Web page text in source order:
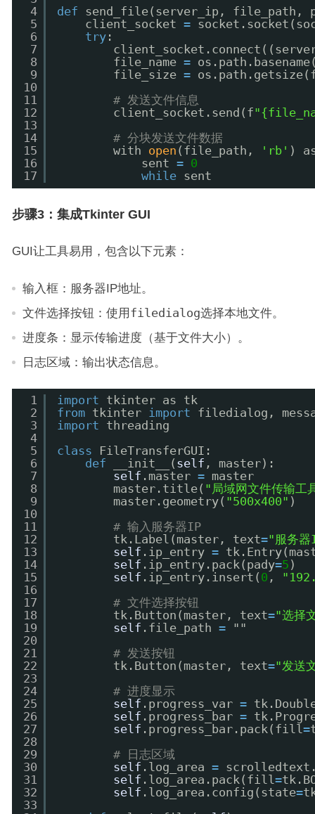
4
5
6
7
8
9
10
11
12
13
14
15
16
17
def
send_file(server_ip, file_path,
client_socket =
try :
file_name =
file_size =
# 发送文件信息
client_socket.send(f
# 分块发送文件数据
with open (file_path, 'rb' )
sent = 0
while sent
步骤3：集成Tkinter GUI
GUI让工具易用，包含以下元素：
输入框：服务器IP地址。
文件选择按钮：使用 filedialog选择本地文件。
进度条：显示传输进度（基于文件大小）。
日志区域：输出状态信息。
1
2
3
4
5
6
7
8
9
10
11
12
13
14
15
16
17
18
19
20
21
22
23
24
25
26
27
28
29
30
31
32
33
import
tkinter as tk
from tkinter import
filedialog,
import
threading
class
FileTransferGUI:
def
__init__( self , master):
self .master = master
master.title( "局域网文件传输工
master.geometry( "500x400" )
# 输入服务器IP
tk.Label(master, text="服务
self .ip_entry =
self .ip_entry.pack(pady=5 )
self .ip_entry.insert( 0 ,
# 文件选择按钮
tk.Button(master, text="选择
self .file_path =
""
# 发送按钮
tk.Button(master, text="发送
# 进度显示
self .progress_var =
self .progress_bar =
self .progress_bar.pack(fill=
# 日志区域
self .log_area =
self .log_area.pack(fill=
self .log_area.config(state=